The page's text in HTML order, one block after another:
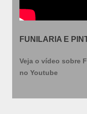
FUNILARIA E
Veja o vídeo sobre
no Youtube